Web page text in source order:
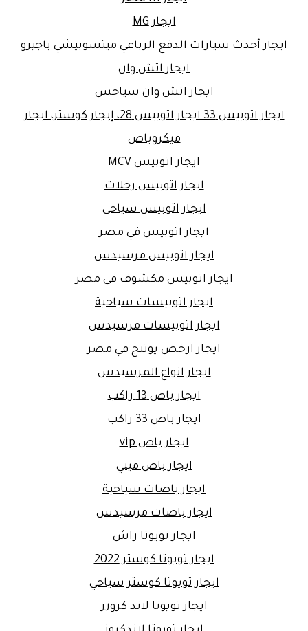
ايجار MG
ايجار أحدث سيارات الدفع الرباعي ميتسوبيشي باجيرو
ايجار اتش وان
ايجار اتش وان سياحس
ايجار اتوبيس 33 ايجار اتوبيس 28، إيجار كوستر، ايجار
ميكروباص
ايجار اتوبيس MCV
ايجار اتوبيس رحلات
ايجار اتوبيس سياحى
ايجار اتوبيس في مصر
ايجار اتوبيس مرسيدس
ايجار اتوبيس مكشوف فى مصر
ايجار اتوبيسات سياحية
ايجار اتوبيسات مرسيدس
ايجار ارخص يوتنج في مصر
ايجار انواع المرسيدس
ايجار باص 13 راكب
ايجار باص 33 راكب
ايجار باص vip
ايجار باص ميني
ايجار باصات سياحية
ايجار باصات مرسيدس
ايجار تويوتا راش
ايجار تويوتا كوستر 2022
ايجار تويوتا كوستر سياحي
ايجار تويوتا لاند كروزر